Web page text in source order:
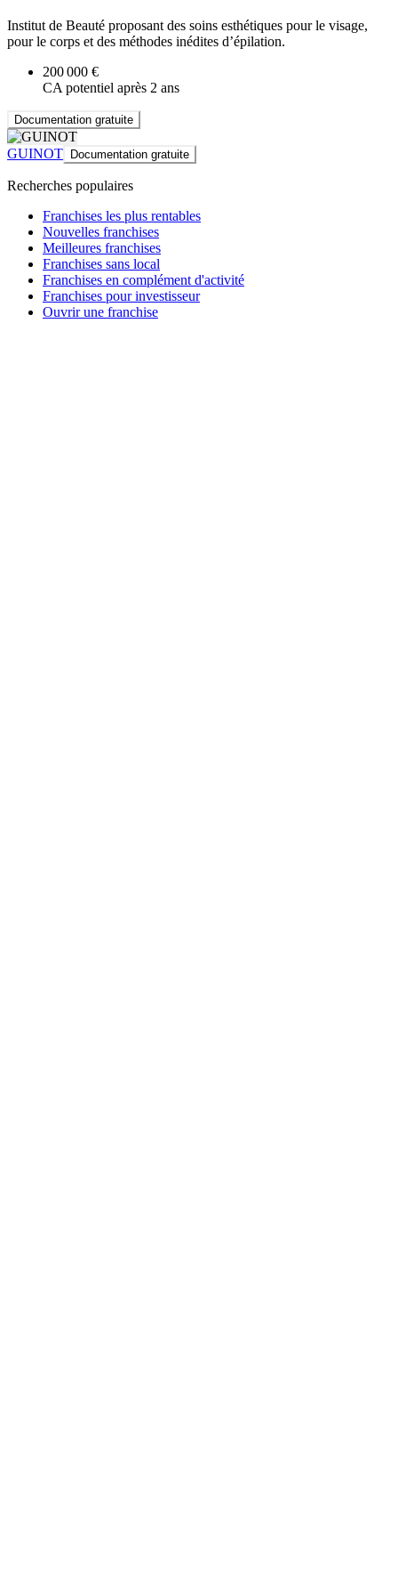
Institut de Beauté proposant des soins esthétiques pour le visage,
pour le corps et des méthodes inédites d’épilation.
200 000 €
CA potentiel après 2 ans
Documentation gratuite
GUINOT Documentation gratuite
Recherches populaires
Franchises les plus rentables
Nouvelles franchises
Meilleures franchises
Franchises sans local
Franchises en complément d'activité
Franchises pour investisseur
Ouvrir une franchise